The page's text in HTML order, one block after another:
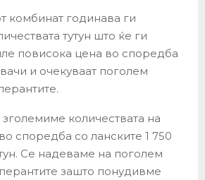
комбинат годинава ги
тутун што ќе ги
повисока цена во споредба
и очекуваат поголем
количествата на
споредба со ланските 1 750
Се надеваме на поголем
зашто понудивме